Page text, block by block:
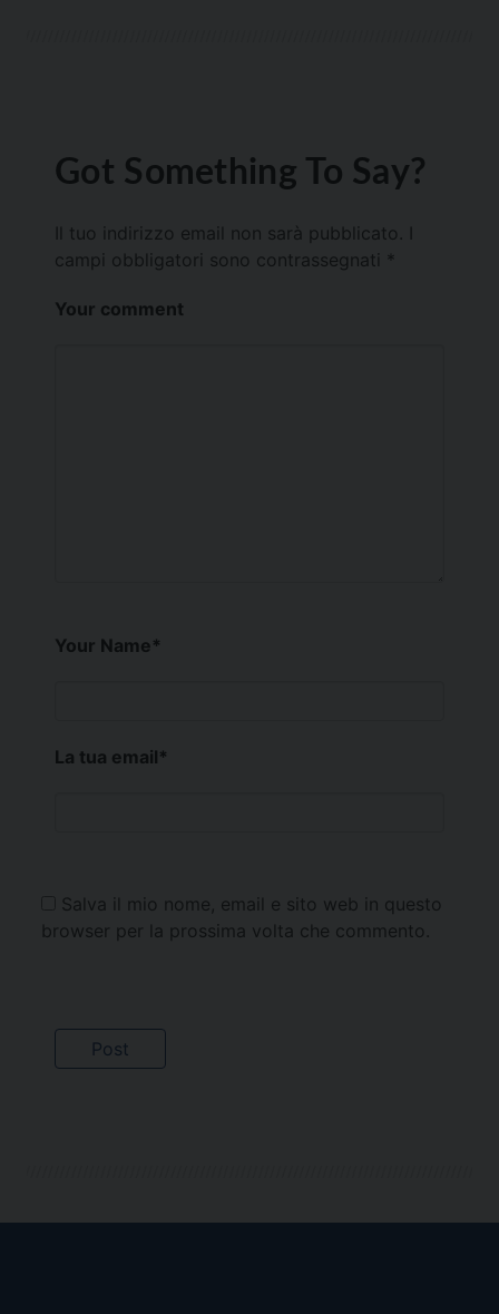
Got Something To Say?
Il tuo indirizzo email non sarà pubblicato.
campi obbligatori sono contrassegnati *
Your comment
Your Name*
La tua email*
Salva il mio nome, email e sito web in questo
browser per la prossima volta che commento.